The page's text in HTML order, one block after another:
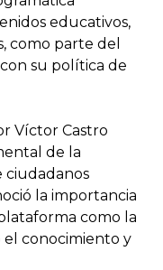
educativos,
como parte del
su política de
Víctor Castro
de la
ciudadanos
la importancia
como la
el conocimiento y